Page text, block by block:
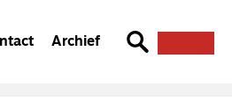
Archief